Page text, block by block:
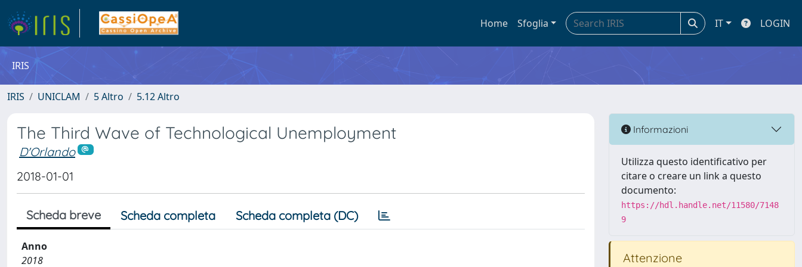
Home Sfoglia IT LOGIN
IRIS
IRIS UNICLAM 5 Altro 5.12 Altro
The Third Wave of Technological Unemployment
D'Orlando
2018-01-01
Scheda breve Scheda completa Scheda completa (DC)
Anno
2018
Informazioni
Utilizza questo identificativo per
citare o creare un link a questo
documento:
https://hdl.handle.net/11580/7148
9
Attenzione